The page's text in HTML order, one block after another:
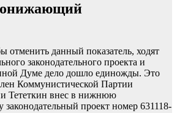
отменить данный показатель, ходят
законодательного проекта и
Думе дело дошло единожды. Это
Коммунистической Партии
Тететкин внес в нижнюю
законодательный проект номер 631118-